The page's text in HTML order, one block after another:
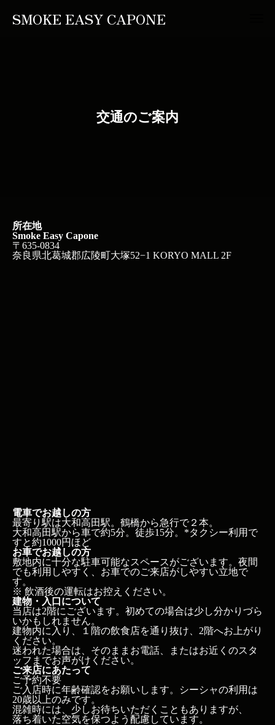
SMOKE EASY CAPONE
交通のご案内
所在地
Smoke Easy Capone
〒635-0834
奈良県北葛城郡広陵町大塚52−1 KORYO MALL 2F
電車でお越しの方
最寄り駅は大和高田駅。鶴橋から急行で２本。
大和高田駅から車で約5分。徒歩15分。*タクシー利用で
すと約1000円ほど
お車でお越しの方
敷地内に十分な駐車可能なスペースがございます。夜間
でも利用しやすく、お車でのご来店がしやすい立地で
す。
※ 飲酒後の運転はお控えください。
建物・入口について
当店は2階にございます。初めての場合は少し分かりづら
いかもしれません。
建物内に入り、１階の飲食店を通り抜け、2階へお上がり
ください。
迷われた場合は、そのままお電話、またはお近くのスタ
ッフまでお声がけください。
ご来店にあたって
ご予約不要
ご入店時に年齢確認をお願いします。シーシャの利用は
20歳以上のみです。
混雑時には、少しお待ちいただくこともありますが、
落ち着いた空気を保つよう配慮しています。